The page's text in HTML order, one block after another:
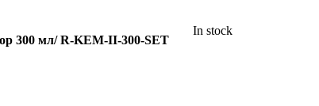
300 мл/ R-KEM-II-300-SET
In stock